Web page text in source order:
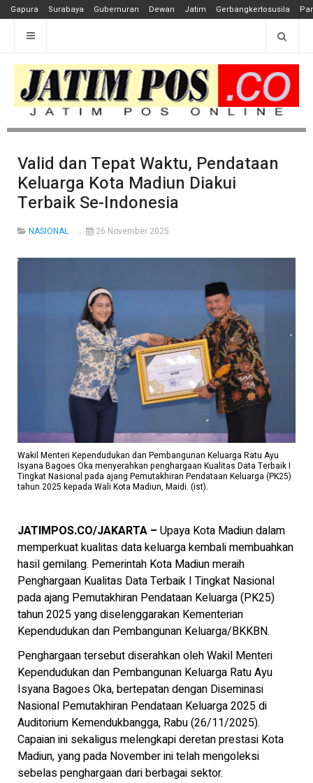
Gapura Surabaya Gubernuran Dewan Jatim Gerbangkertosusila
Valid dan Tepat Waktu, Pendataan
Keluarga Kota Madiun Diakui
Terbaik Se-Indonesia
NASIONAL 26 November 2025
Wakil Menteri Kependudukan dan Pembangunan Keluarga Ratu Ayu
Isyana Bagoes Oka menyerahkan penghargaan Kualitas Data Terbaik I
Tingkat Nasional pada ajang Pemutakhiran Pendataan Keluarga (PK25)
tahun 2025 kepada Wali Kota Madiun, Maidi. (ist).
JATIMPOS.CO/JAKARTA – Upaya Kota Madiun dalam
memperkuat kualitas data keluarga kembali membuahkan
hasil gemilang. Pemerintah Kota Madiun meraih
Penghargaan Kualitas Data Terbaik I Tingkat Nasional
pada ajang Pemutakhiran Pendataan Keluarga (PK25)
tahun 2025 yang diselenggarakan Kementerian
Kependudukan dan Pembangunan Keluarga/BKKBN.
Penghargaan tersebut diserahkan oleh Wakil Menteri
Kependudukan dan Pembangunan Keluarga Ratu Ayu
Isyana Bagoes Oka, bertepatan dengan Diseminasi
Nasional Pemutakhiran Pendataan Keluarga 2025 di
Auditorium Kemendukbangga, Rabu (26/11/2025).
Capaian ini sekaligus melengkapi deretan prestasi Kota
Madiun, yang pada November ini telah mengoleksi
sebelas penghargaan dari berbagai sektor.